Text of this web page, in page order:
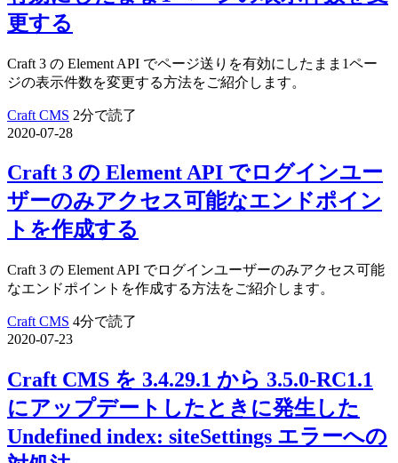
更する
Craft 3 の Element API でページ送りを有効にしたまま1ペー
ジの表示件数を変更する方法をご紹介します。
Craft CMS 2分で読了
2020-07-28
Craft 3 の Element API でログインユー
ザーのみアクセス可能なエンドポイン
トを作成する
Craft 3 の Element API でログインユーザーのみアクセス可能
なエンドポイントを作成する方法をご紹介します。
Craft CMS 4分で読了
2020-07-23
Craft CMS を 3.4.29.1 から 3.5.0-RC1.1
にアップデートしたときに発生した
Undefined index: siteSettings エラーへの